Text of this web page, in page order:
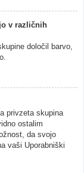
v različnih
določil barvo,
privzeta skupina
ostalim
da svojo
vaši Uporabniški